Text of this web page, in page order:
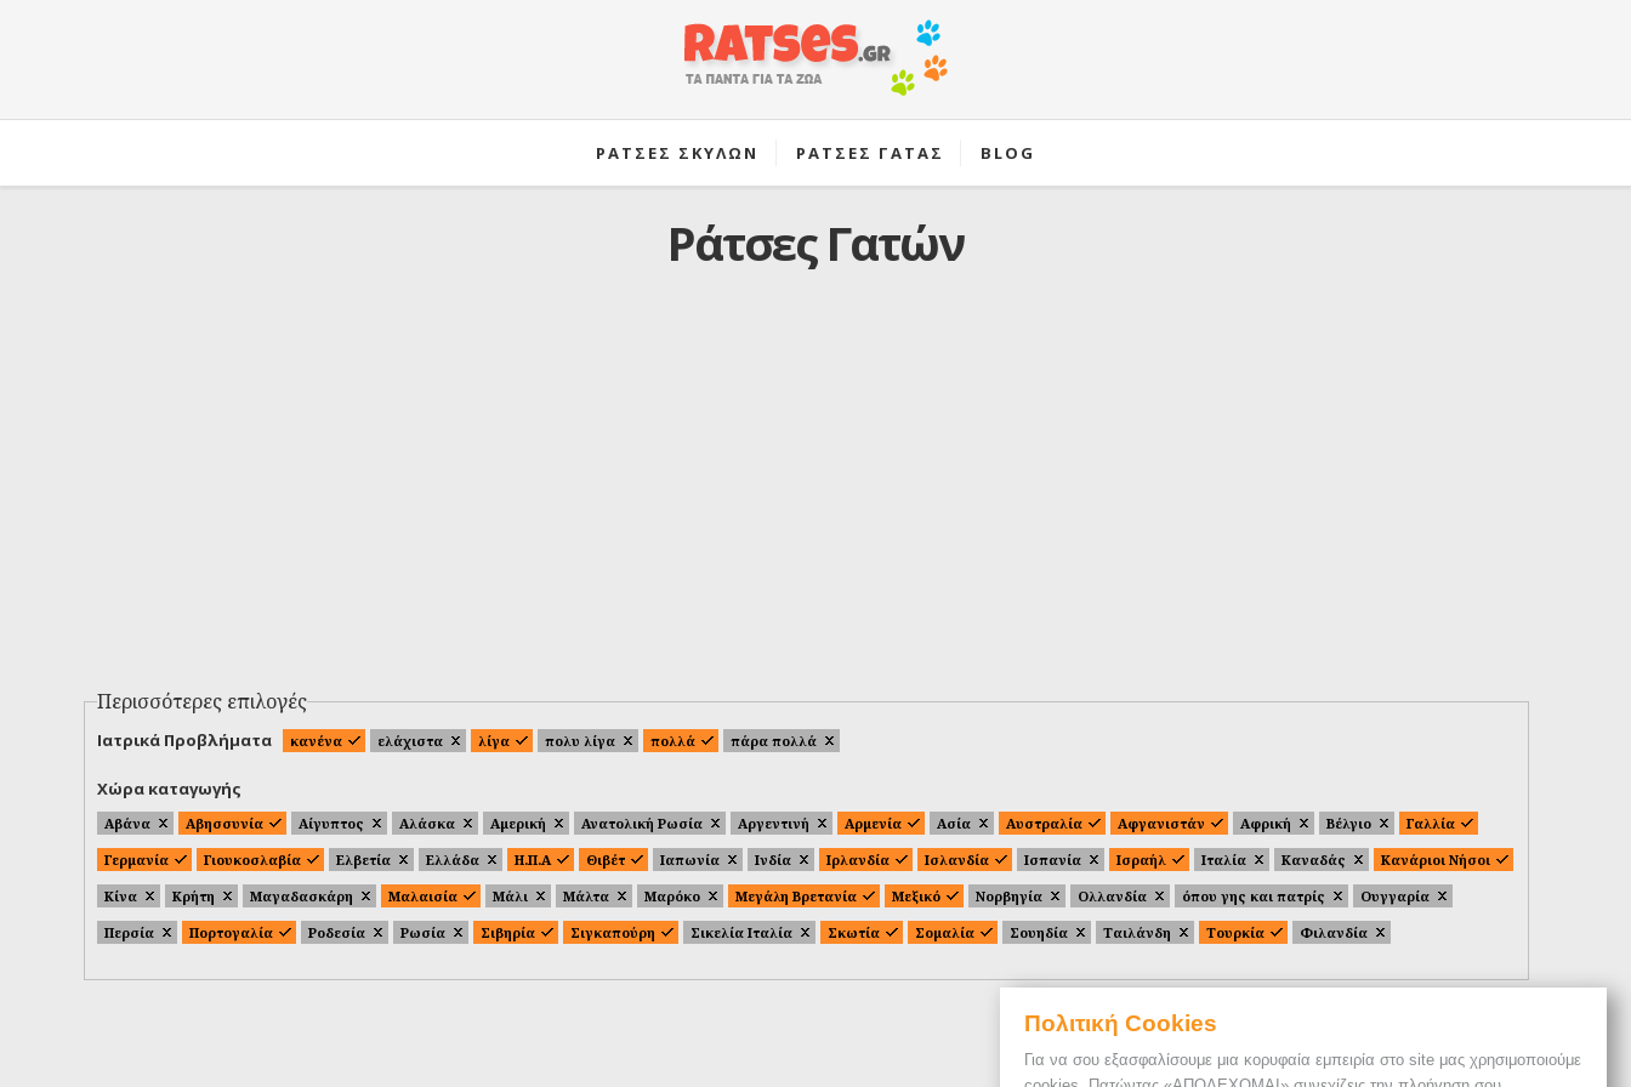
Πολιτική Cookies
Για να σου εξασφαλίσουμε μια κορυφαία εμπειρία στο site μας χρησιμοποιούμε
ΡΑΤΣΕΣ ΣΚΥΛΩΝ ΡΑΤΣΕΣ ΓΑΤΑΣ BLOG
Ράτσες Γατών
Περισσότερες επιλογές
Ιατρικά Προβλήματα κανένα ελάχιστα λίγα πολυ λίγα πολλά πάρα πολλά
Χώρα καταγωγής
Αβάνα Αβησσυνία Αίγυπτος Αλάσκα Αμερική Ανατολική Ρωσία Αργεντινή Αρμενία Ασία Αυστραλία Αφγανιστάν Αφρική Βέλγιο
Γαλλία
Γερμανία
Γιουκοσλαβία Ελβετία Ελλάδα Η.Π.Α Θιβέτ Ιαπωνία Ινδία Ιρλανδία Ισλανδία Ισπανία Ισραήλ Ιταλία Καναδάς
Κανάριοι Νήσοι
Κίνα
Κρήτη Μαγαδασκάρη Μαλαισία Μάλι Μάλτα Μαρόκο Μεγάλη Βρετανία Μεξικό Νορβηγία Ολλανδία όπου γης και πατρίς
Ουγγαρία
Περσία
Πορτογαλία Ροδεσία Ρωσία Σιβηρία Σιγκαπούρη Σικελία Ιταλία Σκωτία Σομαλία Σουηδία Ταιλάνδη Τουρκία Φιλανδία